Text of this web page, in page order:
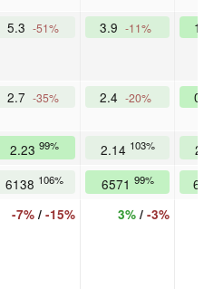
5.3 -51% 3.9 -11%
2.7 -35% 2.4 -20%
2.23 99% 2.14 103%
6138 106% 6571 99%
-7%/ -15% 3%/ -3%